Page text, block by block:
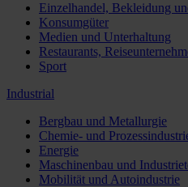
Einzelhandel, Bekleidung
Konsumgüter
Medien und Unterhaltung
Restaurants,
Sport
Industrial
Bergbau und Metallurgie
Chemie- und
Energie
Maschinenbau und
Mobilität und Autoindustrie